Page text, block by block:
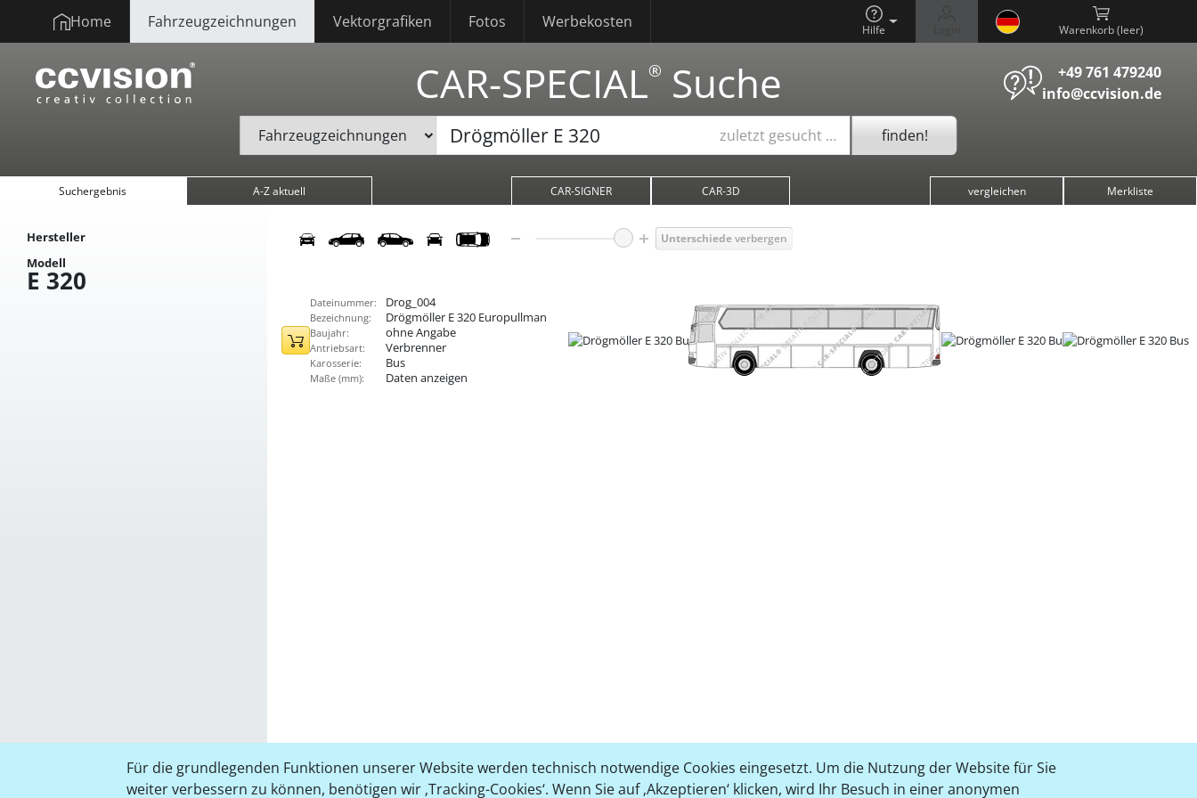
Für die grundlegenden Funktionen unserer Website werden technisch notwendige Cookies eingesetzt. Um die Nutzung der Website für Sie
weiter verbessern zu können, benötigen wir ‚Tracking-Cookies‘. Wenn Sie auf ‚Akzeptieren‘ klicken, wird Ihr Besuch in einer anonymen
Home Fahrzeugzeichnungen Vektorgrafiken Fotos Werbekosten Hilfe Warenkorb ( )
CAR-SPECIAL® Suche
+49 761 479240
info@ccvision.de
zuletzt gesucht … finden!
Suchergebnis A-Z aktuell CAR-SIGNER CAR-3D vergleichen Merkliste
Hersteller
Modell
E 320
Unterschiedeverbergen
Dateinummer: Drog_004
Bezeichnung: Drögmöller E 320 Europullman
Baujahr: ohne Angabe
Antriebsart: Verbrenner
Karosserie: Bus
Maße (mm): Daten anzeigen